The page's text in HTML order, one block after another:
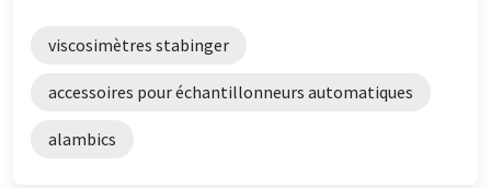
viscosimètres stabinger
accessoires pour échantillonneurs automatiques
alambics